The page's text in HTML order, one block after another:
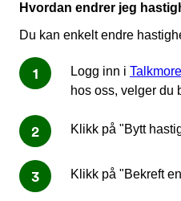
Hvordan endrer jeg
Du kan enkelt endre
Logg inn i
hos oss, velger du
Klikk på "Bytt
Klikk på "Bekreft